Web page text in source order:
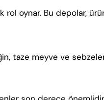
rol oynar. Bu depolar,
taze meyve ve